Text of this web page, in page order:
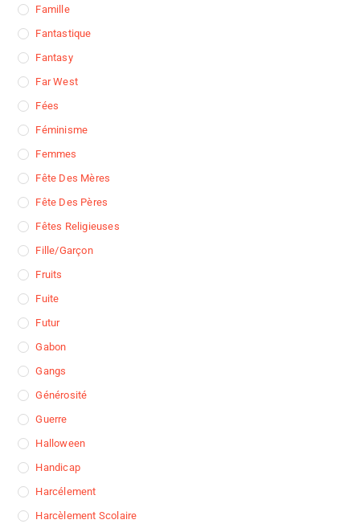
Famille
Fantastique
Fantasy
Far West
Fées
Féminisme
Femmes
Fête Des Mères
Fête Des Pères
Fêtes Religieuses
Fille/garçon
Fruits
Fuite
Futur
Gabon
Gangs
Générosité
Guerre
Halloween
Handicap
Harcélement
Harcèlement Scolaire